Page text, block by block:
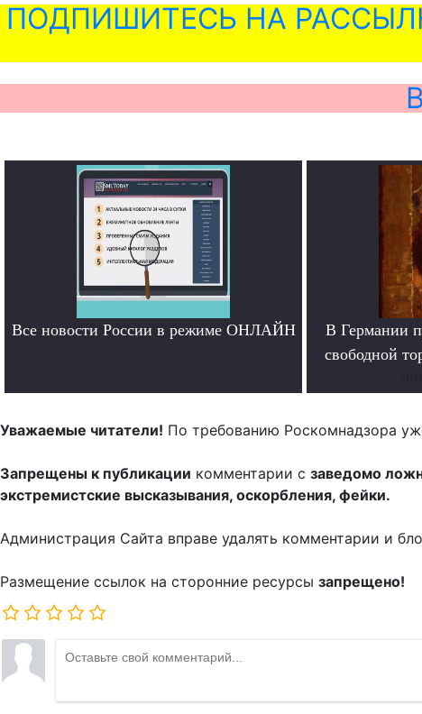
ПОДПИШИТЕСЬ НА
Все новости России в режиме ОНЛАЙН
В Германии
свободной
Уважаемые читатели! По требованию Роскомнадзора
Запрещены к публикации комментарии с заведомо
экстремистские высказывания, оскорбления, фейки.
Администрация Сайта вправе удалять комментарии и
Размещение ссылок на сторонние ресурсы запрещено!